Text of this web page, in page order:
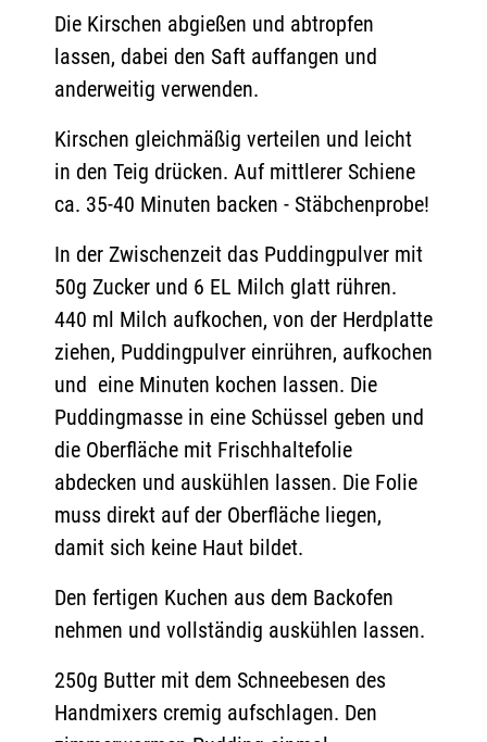
Die Kirschen abgießen und abtropfen
lassen, dabei den Saft auffangen und
anderweitig verwenden.
Kirschen gleichmäßig verteilen und leicht
in den Teig drücken. Auf mittlerer Schiene
ca. 35-40 Minuten backen - Stäbchenprobe!
In der Zwischenzeit das Puddingpulver mit
50g Zucker und 6 EL Milch glatt rühren.
440 ml Milch aufkochen, von der Herdplatte
ziehen, Puddingpulver einrühren, aufkochen
und eine Minuten kochen lassen. Die
Puddingmasse in eine Schüssel geben und
die Oberfläche mit Frischhaltefolie
abdecken und auskühlen lassen. Die Folie
muss direkt auf der Oberfläche liegen,
damit sich keine Haut bildet.
Den fertigen Kuchen aus dem Backofen
nehmen und vollständig auskühlen lassen.
250g Butter mit dem Schneebesen des
Handmixers cremig aufschlagen. Den